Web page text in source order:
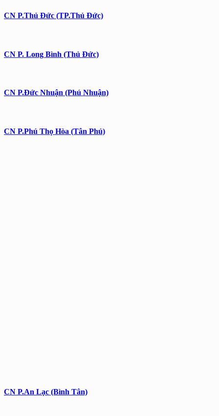
CN P.Thủ Đức (TP.Thủ Đức)
CN P. Long Bình (Thủ Đức)
CN P.Đức Nhuận (Phú Nhuận)
CN P.Phú Thọ Hòa (Tân Phú)
CN P.An Lạc (Bình Tân)